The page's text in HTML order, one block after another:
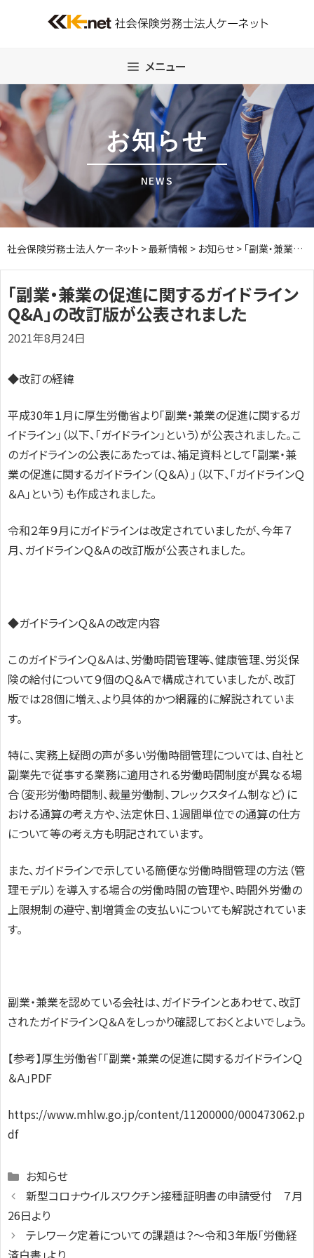
メニュー
お知らせ
NEWS
社会保険労務士法人ケーネット >最新情報 > お知らせ > 「副業・兼業の促進に関するガイドラインQ&A」の改訂版が公表されました
「副業・兼業の促進に関するガイドライン
Q&A」の改訂版が公表されました
2021年8月24日
◆改訂の経緯
平成30年１月に厚生労働省より「副業・兼業の促進に関するガ
イドライン」（以下、「ガイドライン」という）が公表されました。こ
のガイドラインの公表にあたっては、補足資料として「副業・兼
業の促進に関するガイドライン（Ｑ＆Ａ）」（以下、「ガイドラインＱ
＆Ａ」という）も作成されました。
令和２年９月にガイドラインは改定されていましたが、今年７
月、ガイドラインＱ＆Ａの改訂版が公表されました。
◆ガイドラインＱ＆Ａの改定内容
このガイドラインＱ＆Ａは、労働時間管理等、健康管理、労災保
険の給付について９個のＱ＆Ａで構成されていましたが、改訂
版では28個に増え、より具体的かつ網羅的に解説されていま
す。
特に、実務上疑問の声が多い労働時間管理については、自社と
副業先で従事する業務に適用される労働時間制度が異なる場
合（変形労働時間制、裁量労働制、フレックスタイム制など）に
おける通算の考え方や、法定休日、１週間単位での通算の仕方
について等の考え方も明記されています。
また、ガイドラインで示している簡便な労働時間管理の方法（管
理モデル）を導入する場合の労働時間の管理や、時間外労働の
上限規制の遵守、割増賃金の支払いについても解説されていま
す。
副業・兼業を認めている会社は、ガイドラインとあわせて、改訂
されたガイドラインＱ＆Ａをしっかり確認しておくとよいでしょう。
【参考】厚生労働省「「副業・兼業の促進に関するガイドラインＱ
＆Ａ」PDF
https://www.mhlw.go.jp/content/11200000/000473062.p
df
Categories
お知らせ
新型コロナウイルスワクチン接種証明書の申請受付 ７月
26日より
テレワーク定着についての課題は？～令和３年版「労働経
済白書」より